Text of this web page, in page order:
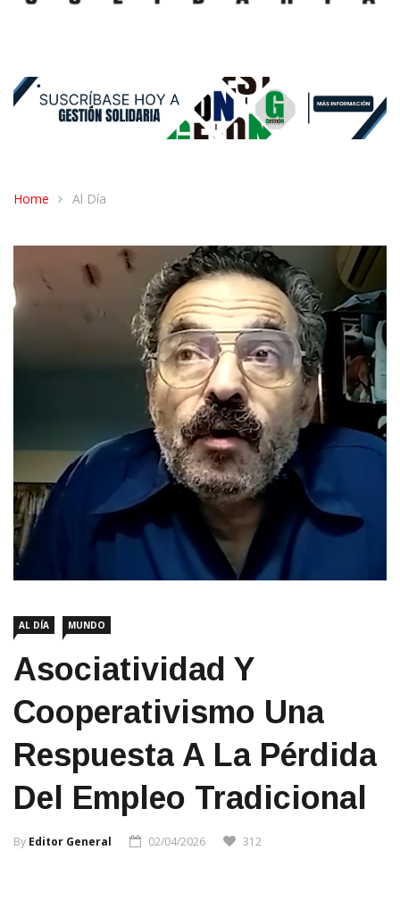
Home Al Día
AL DÍA MUNDO
Asociatividad Y
Cooperativismo Una
Respuesta A La Pérdida
Del Empleo Tradicional
By Editor General 02/04/2026 312